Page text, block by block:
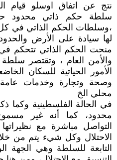
نتج عن اتفاق اوسلو قيام
سلطة حكم ذاتي محدود
،وسلطات الحكم الذاتي في
لها سيادة على الأرض والحدود
منحت الحكم الذاتي تتحكم
والأمن العام ، وتقتصر سلطة
الأمور الحياتية للسكان
وصحة وتجارة وخدمات
محلي الخ
في الحالة الفلسطينية
محدود، كما أنه غير
التواصل مباشرة مع
الاحتلال وكل شيء يتم من
التابعة للسلطة وهي الجهة